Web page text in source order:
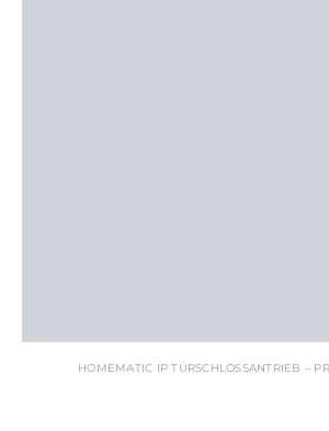
HOMEMATIC IP TÜRSCHLOSSANTRIEB –